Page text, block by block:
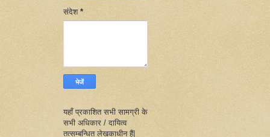
संदेश *
यहाँ प्रकाशित सभी सामग्री के
सभी अधिकार / दायित्व
तत्सम्बन्धित लेखकाधीन हैं|